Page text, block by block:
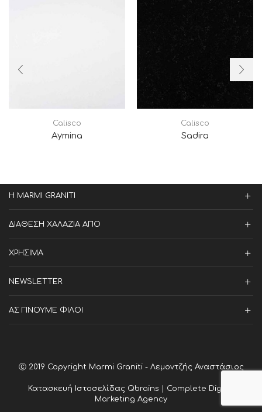
Calisco
Aymina
Calisco
Sadira
Η MARMI GRANITI
ΔΙΑΘΕΣΗ ΧΑΛΑΖΙΑ ΑΠΟ
ΧΡΗΣΙΜΑ
NEWSLETTER
ΑΣ ΓΙΝΟΥΜΕ ΦΙΛΟΙ
Ⓒ 2019 Copyright Marmi Graniti - Λεμοντζής Αναστάσιος
Κατασκευή Ιστοσελίδας Qbrains | Complete Digital
Marketing Agency